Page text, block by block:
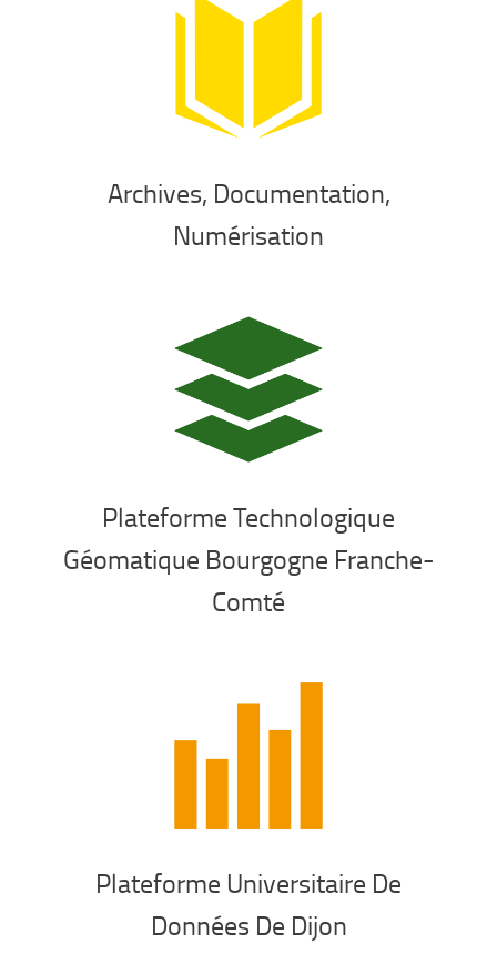
Archives, Documentation,
Numérisation
Plateforme Technologique
Géomatique Bourgogne Franche-
Comté
Plateforme Universitaire De
Données De Dijon